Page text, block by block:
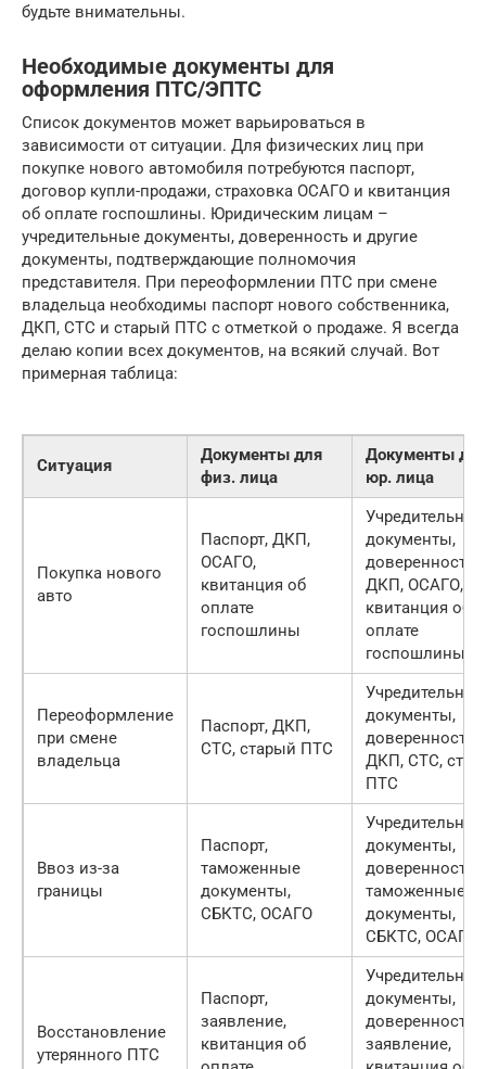
будьте внимательны.
Необходимые документы для
оформления ПТС/ЭПТС
Список документов может варьироваться в
зависимости от ситуации. Для физических лиц при
покупке нового автомобиля потребуются паспорт,
договор купли-продажи, страховка ОСАГО и квитанция
об оплате госпошлины. Юридическим лицам –
учредительные документы, доверенность и другие
документы, подтверждающие полномочия
представителя. При переоформлении ПТС при смене
владельца необходимы паспорт нового собственника,
ДКП, СТС и старый ПТС с отметкой о продаже. Я всегда
делаю копии всех документов, на всякий случай. Вот
примерная таблица:
Ситуация
Документы для
физ. лица
Документы для
юр. лица
Покупка нового
авто
Паспорт, ДКП,
ОСАГО,
квитанция об
оплате
госпошлины
Учредительные
документы,
доверенность,
ДКП, ОСАГО,
квитанция об
оплате
госпошлины
Переоформление
при смене
владельца
Паспорт, ДКП,
СТС, старый ПТС
Учредительные
документы,
доверенность,
ДКП, СТС,
ПТС
Ввоз из-за
границы
Паспорт,
таможенные
документы,
СБКТС, ОСАГО
Учредительные
документы,
доверенность,
таможенные
документы,
СБКТС, ОСАГО
Восстановление
утерянного ПТС
Паспорт,
заявление,
квитанция об
Учредительные
документы,
доверенность,
заявление,